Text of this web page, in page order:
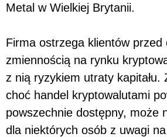
Metal w Wielkiej Brytanii.
Firma ostrzega klientów przed
zmiennością na rynku
z nią ryzykiem utraty kapitału.
choć handel kryptowalutami
powszechnie dostępny, może
dla niektórych osób z uwagi